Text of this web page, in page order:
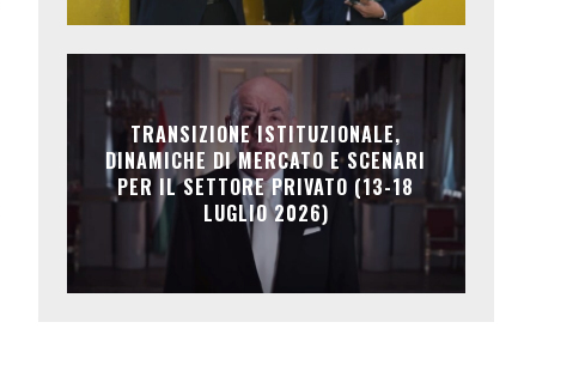
TRANSIZIONE ISTITUZIONALE,
DINAMICHE DI MERCATO E SCENARI
PER IL SETTORE PRIVATO (13-18
LUGLIO 2026)